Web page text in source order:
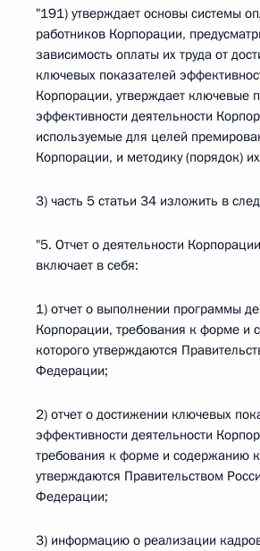
"191) утверждает основы системы
работников Корпорации,
зависимость оплаты их труда от
ключевых показателей
Корпорации, утверждает ключевые
эффективности деятельности
используемые для целей
Корпорации, и методику (порядок)
3) часть 5 статьи 34 изложить в
"5. Отчет о деятельности
включает в себя:
1) отчет о выполнении программы
Корпорации, требования к форме и
которого утверждаются
Федерации;
2) отчет о достижении ключевых
эффективности деятельности
требования к форме и содержанию
утверждаются Правительством
Федерации;
3) информацию о реализации